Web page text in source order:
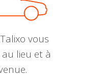
vous
lieu et à